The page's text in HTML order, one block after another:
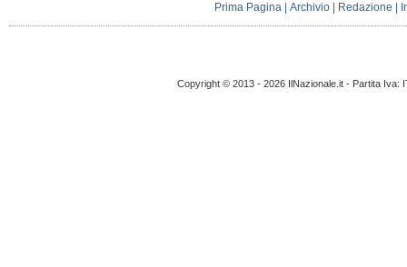
Prima Pagina |Archivio Redazione
Copyright © 2013 - 2026 IlNazionale.it - Partita Iva: